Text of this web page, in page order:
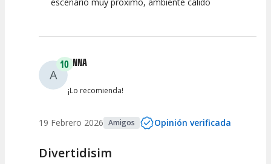
A
10ANNA
¡Lo recomienda!
19 Febrero 2026 Amigos Opinión verificada
Divertidisim